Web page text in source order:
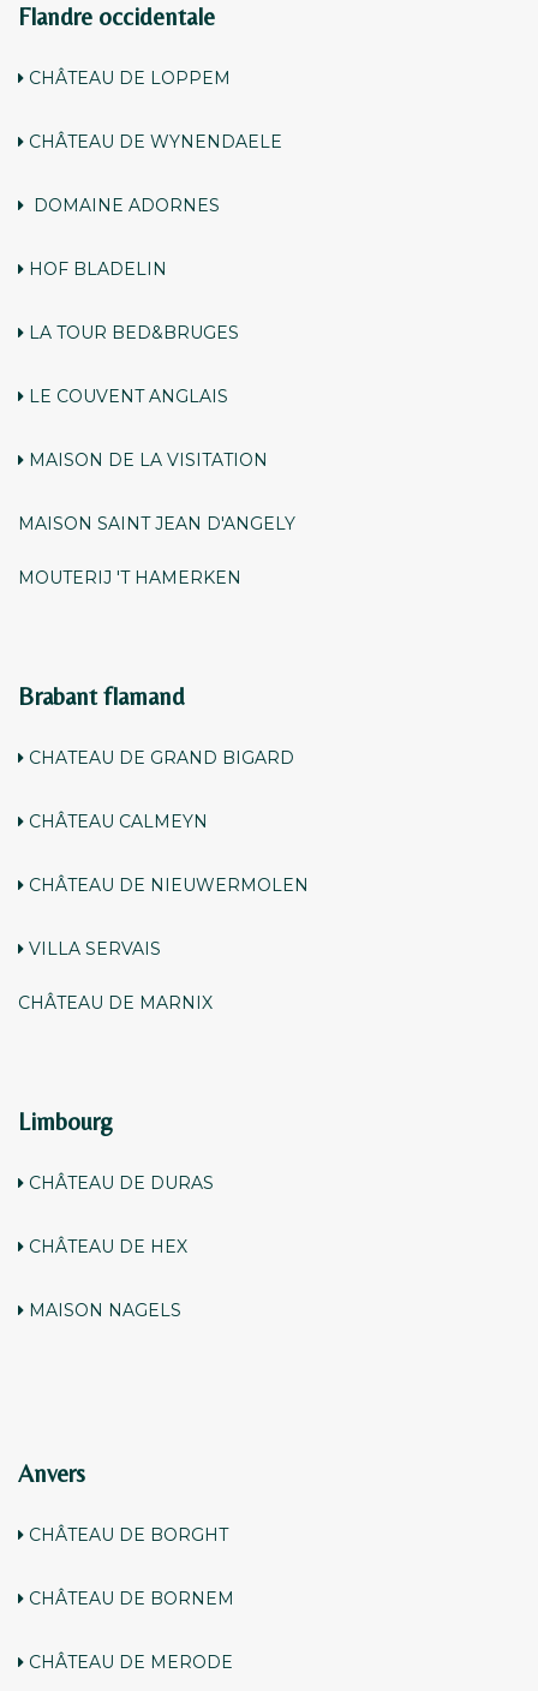
Flandre occidentale
CHÂTEAU DE LOPPEM
CHÂTEAU DE WYNENDAELE
DOMAINE ADORNES
HOF BLADELIN
LA TOUR BED&BRUGES
LE COUVENT ANGLAIS
MAISON DE LA VISITATION
MAISON SAINT JEAN D'ANGELY
MOUTERIJ 'T HAMERKEN
Brabant flamand
CHATEAU DE GRAND BIGARD
CHÂTEAU CALMEYN
CHÂTEAU DE NIEUWERMOLEN
VILLA SERVAIS
CHÂTEAU DE MARNIX
Limbourg
CHÂTEAU DE DURAS
CHÂTEAU DE HEX
MAISON NAGELS
Anvers
CHÂTEAU DE BORGHT
CHÂTEAU DE BORNEM
CHÂTEAU DE MERODE